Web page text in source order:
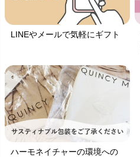
LINEやメールで気軽にギフト
ハーモネイチャーの環境への